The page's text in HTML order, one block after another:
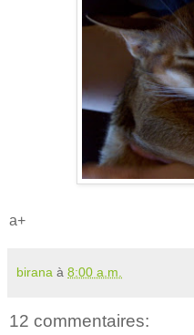
a+
birana à 8:00 a.m.
12 commentaires: